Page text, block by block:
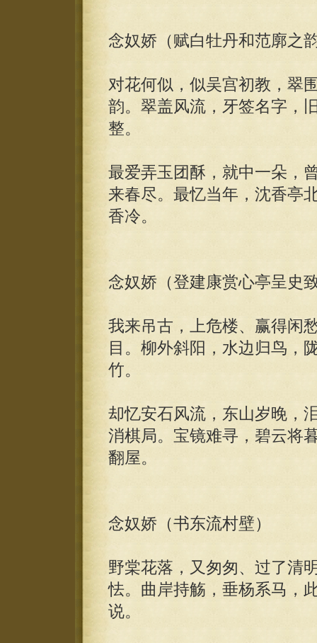
念奴娇（赋白牡丹和范廓之
对花何似，似吴宫初教，翠
韵。翠盖风流，牙签名字，
整。
最爱弄玉团酥，就中一朵，
来春尽。最忆当年，沈香亭
香冷。
念奴娇（登建康赏心亭呈史
我来吊古，上危楼、赢得闲
目。柳外斜阳，水边归鸟，
竹。
却忆安石风流，东山岁晚，
消棋局。宝镜难寻，碧云将
翻屋。
念奴娇（书东流村壁）
野棠花落，又匆匆、过了清
怯。曲岸持觞，垂杨系马，
说。